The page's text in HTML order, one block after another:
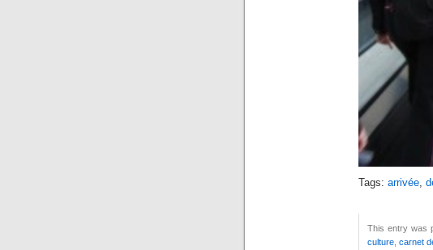
Tags: arrivée,
This entry was
culture ,carnet